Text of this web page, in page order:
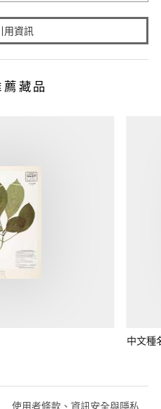
用資訊
藏品
中文種
使用者條款、資訊安全與隱私